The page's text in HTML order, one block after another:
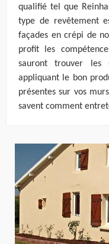
qualifié tel que
type de revêtement
façades en crépi de
profit les
sauront trouver les
appliquant le bon
présentes sur vos
savent comment